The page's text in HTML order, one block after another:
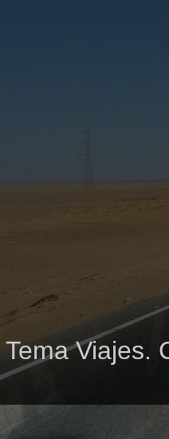
Tema Viajes.